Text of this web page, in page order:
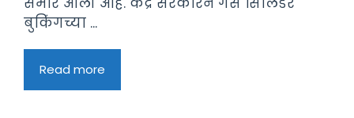
बुकिंगच्या ...
Read more